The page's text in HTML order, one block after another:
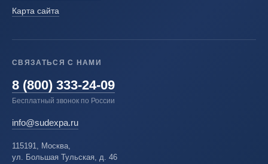
Карта сайта
СВЯЗАТЬСЯ С НАМИ
8 (800) 333-24-09
Бесплатный звонок по России
info@sudexpa.ru
115191, Москва,
ул. Большая Тульская, д. 46